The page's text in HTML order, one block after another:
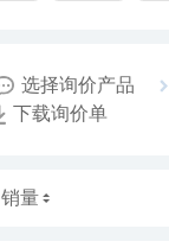
选择询价产品
下载询价单
销量